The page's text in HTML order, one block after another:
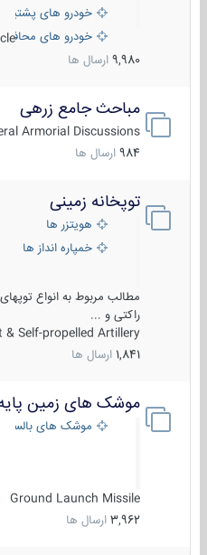
خودرو های
خودرو های محافظت
9,980 ارسال ها
مباحث جامع زرهی
Armorial Discussions
984 ارسال ها
توپخانه زمینی
هویتزر ها
خمپاره انداز ها
مطالب مربوط به انواع
راکتی و ...
& Self-propelled Artillery ...
1,841 ارسال ها
موشک های زمین پایه
موشک های بالستیک
Ground Launch Missile
3,962 ارسال ها